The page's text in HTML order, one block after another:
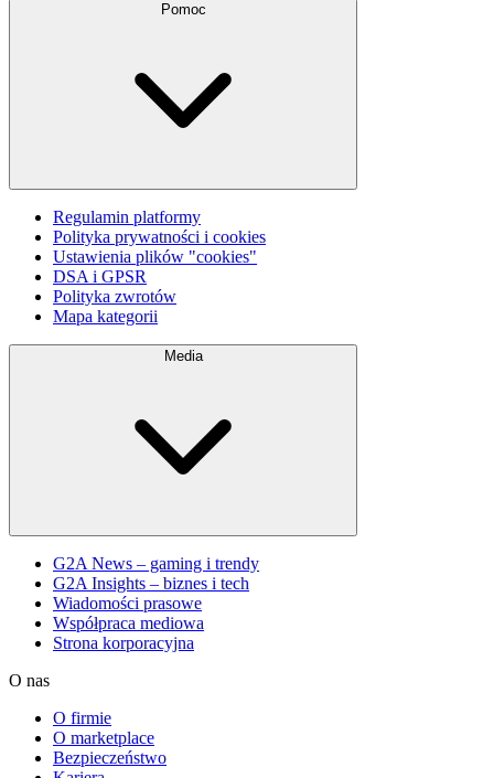
Pomoc
Regulamin platformy
Polityka prywatności i cookies
Ustawienia plików "cookies"
DSA i GPSR
Polityka zwrotów
Mapa kategorii
Media
G2A News – gaming i trendy
G2A Insights – biznes i tech
Wiadomości prasowe
Współpraca mediowa
Strona korporacyjna
O nas
O firmie
O marketplace
Bezpieczeństwo